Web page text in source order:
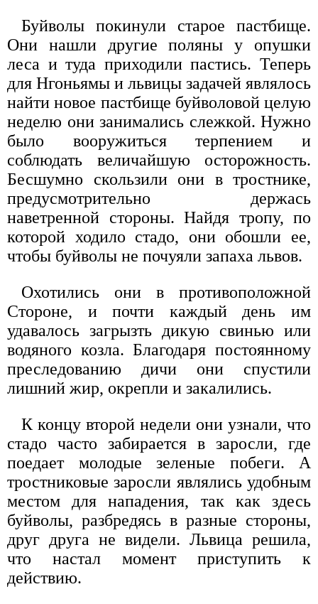
Буйволы покинули старое пастбище.
Они нашли другие поляны у опушки
леса и туда приходили пастись. Теперь
для Нгоньямы и львицы задачей являлось
найти новое пастбище буйволовой целую
неделю они занимались слежкой. Нужно
было вооружиться терпением и
соблюдать величайшую осторожность.
Бесшумно скользили они в тростнике,
предусмотрительно держась
наветренной стороны. Найдя тропу, по
которой ходило стадо, они обошли ее,
чтобы буйволы не почуяли запаха львов.
Охотились они в противоположной
Стороне, и почти каждый день им
удавалось загрызть дикую свинью или
водяного козла. Благодаря постоянному
преследованию дичи они спустили
лишний жир, окрепли и закалились.
К концу второй недели они узнали, что
стадо часто забирается в заросли, где
поедает молодые зеленые побеги. А
тростниковые заросли являлись удобным
местом для нападения, так как здесь
буйволы, разбредясь в разные стороны,
друг друга не видели. Львица решила,
что настал момент приступить к
действию.